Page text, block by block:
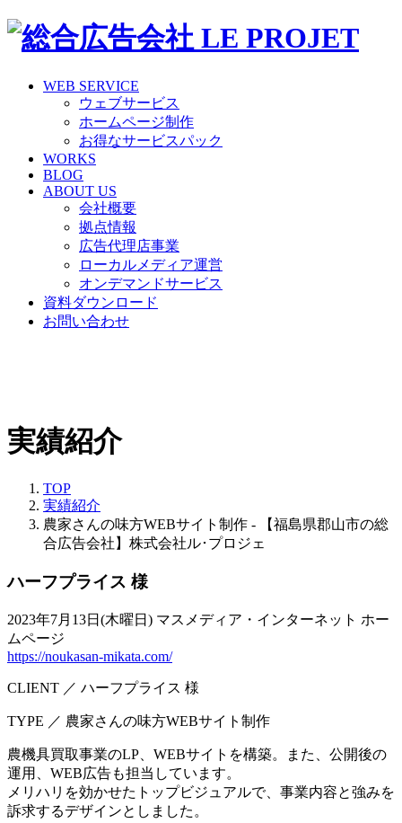
WEB SERVICE
ウェブサービス
ホームページ制作
お得なサービスパック
WORKS
BLOG
ABOUT US
会社概要
拠点情報
広告代理店事業
ローカルメディア運営
オンデマンドサービス
資料ダウンロード
お問い合わせ
実績紹介
TOP
実績紹介
農家さんの味方WEBサイト制作 - 【福島県郡山市の総
合広告会社】株式会社ル･プロジェ
ハーフプライス 様
2023年7月13日(木曜日) マスメディア・インターネット ホー
ムページ
https://noukasan-mikata.com/
CLIENT ／ ハーフプライス 様
TYPE ／ 農家さんの味方WEBサイト制作
農機具買取事業のLP、WEBサイトを構築。また、公開後の
運用、WEB広告も担当しています。
メリハリを効かせたトップビジュアルで、事業内容と強みを
訴求するデザインとしました。